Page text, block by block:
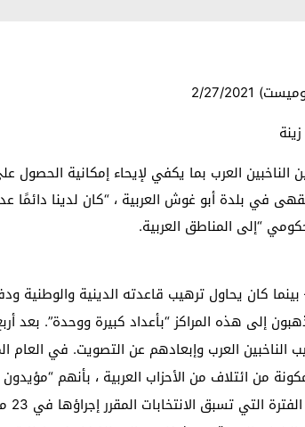
27/2021
بين الناخبين العرب بما يكفي لإيحاء إمكانية
في بلدة أبو غوش العربية ، “كان لدينا
“إلى المناطق العربية.
إلى هذه المراكز “بأعداد كبيرة ووحدة”. بعد
الناخبين العرب وإبعادهم عن التصويت. في
من ائتلاف من الأحزاب العربية ، بأنهم “مؤيدون